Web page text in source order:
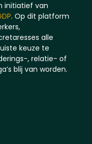
initiatief van
. Op dit platform
alle
keuze te
, relatie- of
blij van worden.